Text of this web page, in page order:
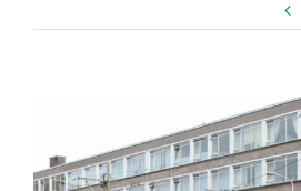
afbeelding